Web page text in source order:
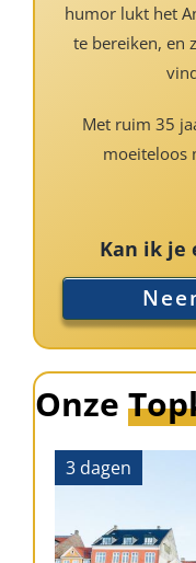
humor lukt het
te bereiken, en
Met ruim 35
moeiteloos
Kan ik je
Onze
3 dagen